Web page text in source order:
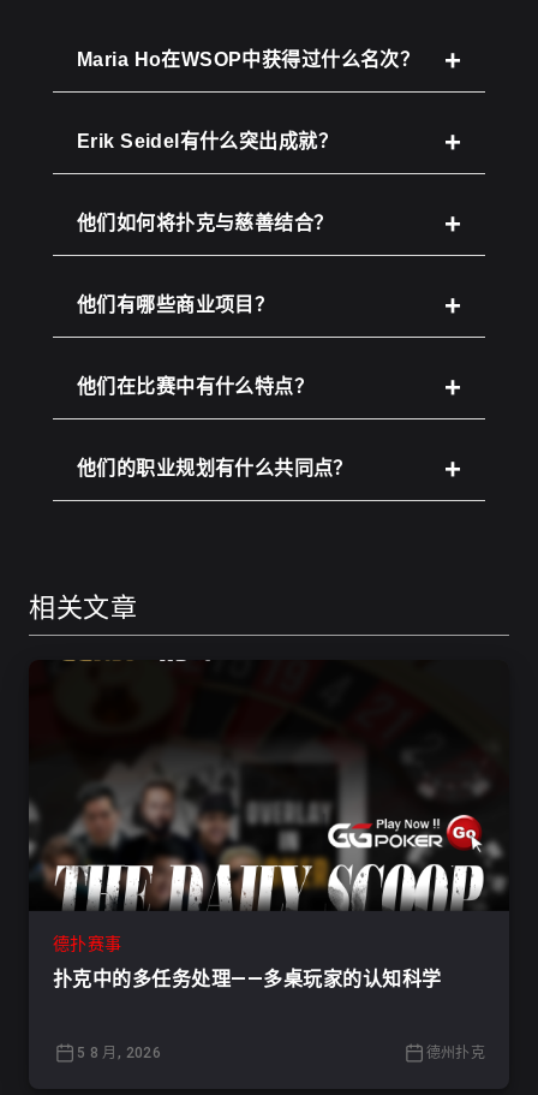
Maria Ho在WSOP中获得过什么名次？
Erik Seidel有什么突出成就？
他们如何将扑克与慈善结合？
他们有哪些商业项目？
他们在比赛中有什么特点？
他们的职业规划有什么共同点？
相关文章
德扑赛事
扑克中的多任务处理——多桌玩家的认知科学
5 8 月, 2026 德州扑克